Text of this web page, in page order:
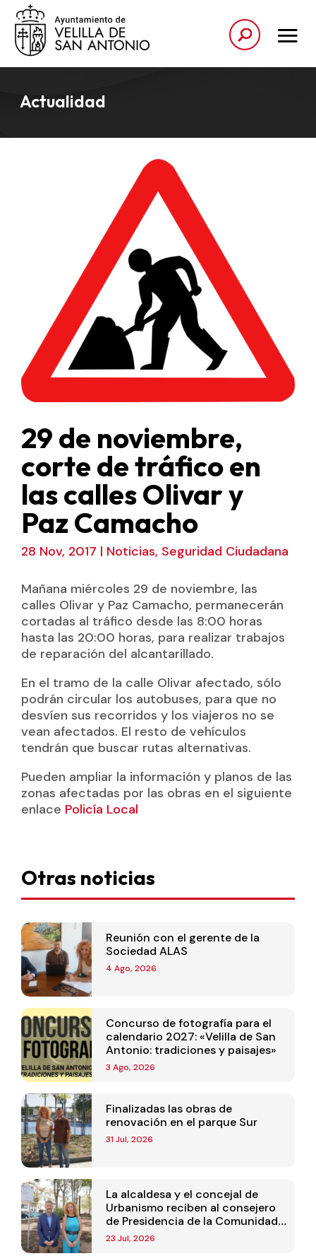
Actualidad
29 de noviembre,
corte de tráfico en
las calles Olivar y
Paz Camacho
28 Nov, 2017 | Noticias, Seguridad Ciudadana
Mañana miércoles 29 de noviembre, las
calles Olivar y Paz Camacho, permanecerán
cortadas al tráfico desde las 8:00 horas
hasta las 20:00 horas, para realizar trabajos
de reparación del alcantarillado.
En el tramo de la calle Olivar afectado, sólo
podrán circular los autobuses, para que no
desvíen sus recorridos y los viajeros no se
vean afectados. El resto de vehículos
tendrán que buscar rutas alternativas.
Pueden ampliar la información y planos de las
zonas afectadas por las obras en el siguiente
enlace Policía Local
Otras noticias
Reunión con el gerente de la
Sociedad ALAS
4 Ago, 2026
Concurso de fotografía para el
calendario 2027: «Velilla de San
Antonio: tradiciones y paisajes»
3 Ago, 2026
Finalizadas las obras de
renovación en el parque Sur
31 Jul, 2026
La alcaldesa y el concejal de
Urbanismo reciben al consejero
de Presidencia de la Comunidad
de Madrid
23 Jul, 2026